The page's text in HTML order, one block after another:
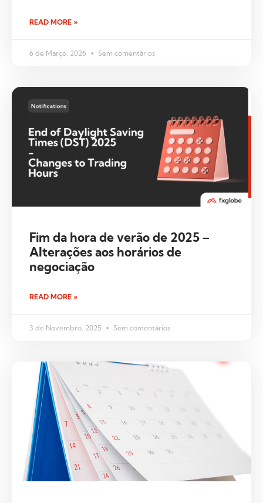
READ MORE »
6 de Março, 2026 Sem comentários
Fim da hora de verão de 2025 –
Alterações aos horários de
negociação
READ MORE »
3 de Novembro, 2025 Sem comentários